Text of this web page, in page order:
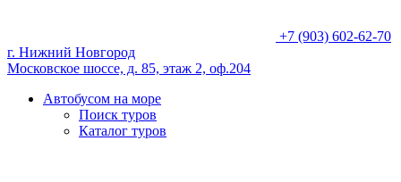
+7 (903) 602-62-70
г. Нижний Новгород
Московское шоссе, д. 85, этаж 2, оф.204
Автобусом на море
Поиск туров
Каталог туров